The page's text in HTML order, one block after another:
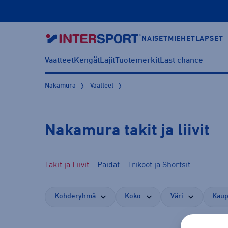
NAISET MIEHET LAPSET
VaatteetKengätLajitTuotemerkitLast chance
Nakamura Vaatteet
Nakamura takit ja liivit
Takit ja Liivit Paidat Trikoot ja Shortsit
Kohderyhmä Koko Väri